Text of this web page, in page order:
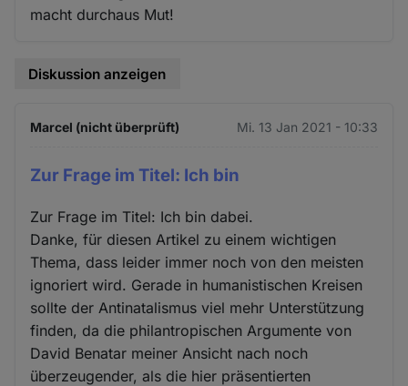
macht durchaus Mut!
Diskussion anzeigen
Marcel (nicht überprüft) Mi. 13 Jan 2021 - 10:33
Zur Frage im Titel: Ich bin
Zur Frage im Titel: Ich bin dabei.
Danke, für diesen Artikel zu einem wichtigen
Thema, dass leider immer noch von den meisten
ignoriert wird. Gerade in humanistischen Kreisen
sollte der Antinatalismus viel mehr Unterstützung
finden, da die philantropischen Argumente von
David Benatar meiner Ansicht nach noch
überzeugender, als die hier präsentierten